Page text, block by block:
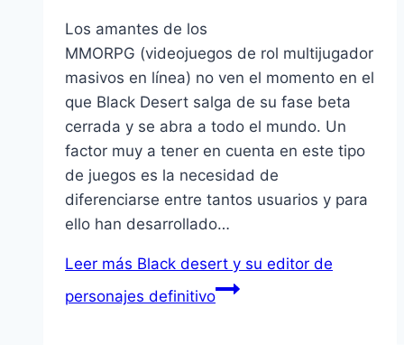
Los amantes de los
MMORPG (videojuegos de rol multijugador
masivos en línea) no ven el momento en el
que Black Desert salga de su fase beta
cerrada y se abra a todo el mundo. Un
factor muy a tener en cuenta en este tipo
de juegos es la necesidad de
diferenciarse entre tantos usuarios y para
ello han desarrollado…
Leer más Black desert y su editor de
personajes definitivo